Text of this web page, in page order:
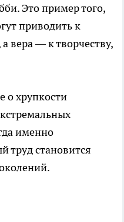
Это пример того,
приводить к
вера — к творчеству,
о хрупкости
именно
труд становится